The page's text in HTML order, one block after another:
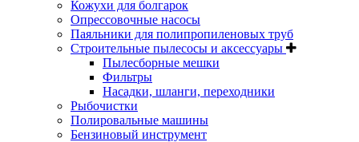
Кожухи для болгарок
Опрессовочные насосы
Паяльники для полипропиленовых труб
Строительные пылесосы и аксессуары
Пылесборные мешки
Фильтры
Насадки, шланги, переходники
Рыбочистки
Полировальные машины
Бензиновый инструмент